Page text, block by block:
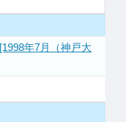
年7月（神戸大